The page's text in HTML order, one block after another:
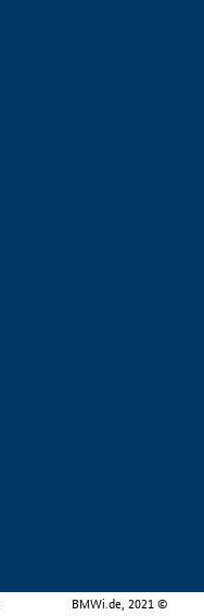
BMWi.de, 2021 ©